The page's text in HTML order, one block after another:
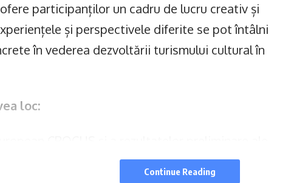
participanților un cadru de lucru creativ și
și perspectivele diferite se pot întâlni
în vederea dezvoltării turismului cultural în
loc:
Continue Reading